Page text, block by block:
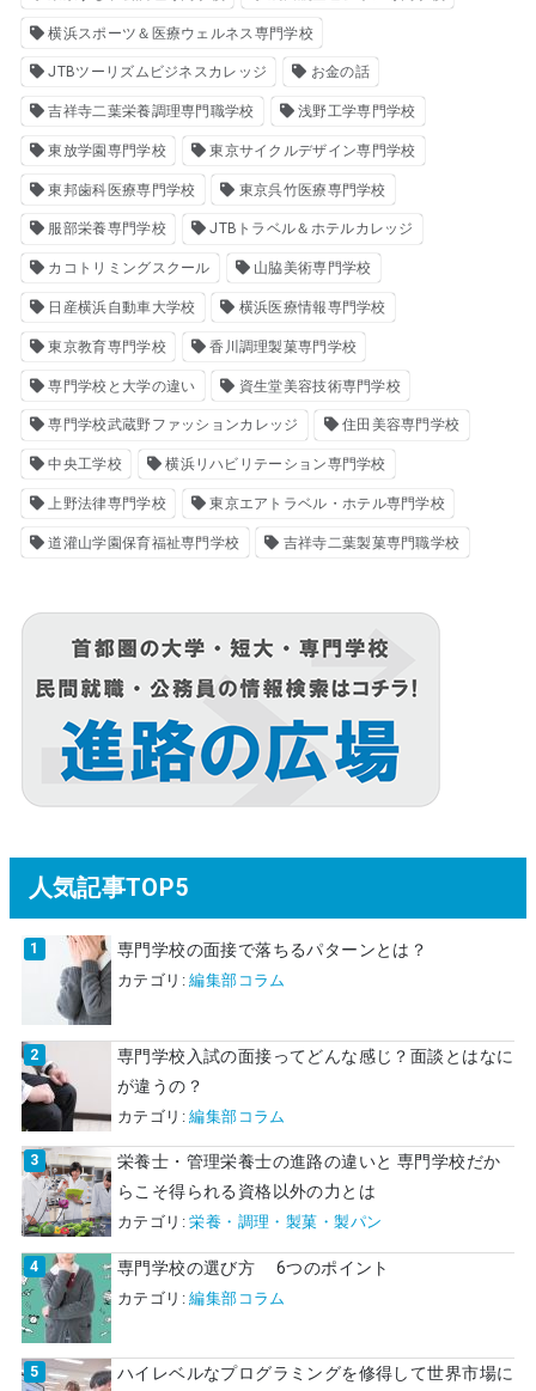
横浜スポーツ＆医療ウェルネス専門学校
JTBツーリズムビジネスカレッジ お金の話
吉祥寺二葉栄養調理専門職学校 浅野工学専門学校
東放学園専門学校 東京サイクルデザイン専門学校
東邦歯科医療専門学校 東京呉竹医療専門学校
服部栄養専門学校 JTBトラベル＆ホテルカレッジ
カコトリミングスクール 山脇美術専門学校
日産横浜自動車大学校 横浜医療情報専門学校
東京教育専門学校 香川調理製菓専門学校
専門学校と大学の違い 資生堂美容技術専門学校
専門学校武蔵野ファッションカレッジ 住田美容専門学校
中央工学校 横浜リハビリテーション専門学校
上野法律専門学校 東京エアトラベル・ホテル専門学校
道灌山学園保育福祉専門学校 吉祥寺二葉製菓専門職学校
人気記事TOP5
専門学校の面接で落ちるパターンとは？
カテゴリ:編集部コラム
専門学校入試の面接ってどんな感じ？面談とはなに
が違うの？
カテゴリ:編集部コラム
栄養士・管理栄養士の進路の違いと 専門学校だか
らこそ得られる資格以外の力とは
カテゴリ:栄養・調理・製菓・製パン
専門学校の選び方 6つのポイント
カテゴリ:編集部コラム
ハイレベルなプログラミングを修得して世界市場に